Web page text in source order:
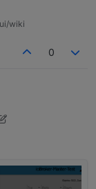
wiki
0
da jetzt nicht
12:26 PM